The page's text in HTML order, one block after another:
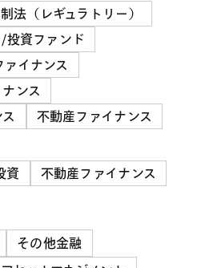
法（レギュラトリー）
投資ファンド
イナンス
ンス
不動産ファイナンス
資
不動産ファイナンス
その他金融